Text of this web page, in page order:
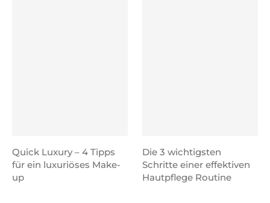
Quick Luxury – 4 Tipps
für ein luxuriöses Make-
up
Die 3 wichtigsten
Schritte einer effektiven
Hautpflege Routine